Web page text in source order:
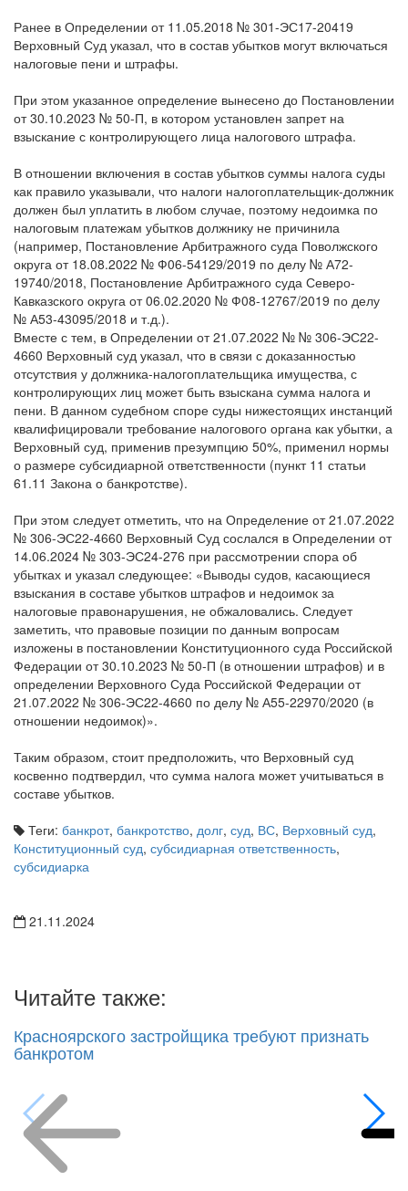
Ранее в Определении от 11.05.2018 № 301-ЭС17-20419
Верховный Суд указал, что в состав убытков могут включаться
При этом указанное определение вынесено до Постановлении
от 30.10.2023 № 50-П, в котором установлен запрет на
В отношении включения в состав убытков суммы налога суды
как правило указывали, что налоги налогоплательщик-должник
должен был уплатить в любом случае, поэтому недоимка по
налоговым платежам убытков должнику не причинила
(например, Постановление Арбитражного суда Поволжского
округа от 18.08.2022 № Ф06-54129/2019 по делу № А72-
19740/2018, Постановление Арбитражного суда Северо-
Кавказского округа от 06.02.2020 № Ф08-12767/2019 по делу
№ А53-43095/2018 и т.д.).
Вместе с тем, в Определении от 21.07.2022 № № 306-ЭС22-
4660 Верховный суд указал, что в связи с доказанностью
отсутствия у должника-налогоплательщика имущества, с
контролирующих лиц может быть взыскана сумма налога и
пени. В данном судебном споре суды нижестоящих инстанций
квалифицировали требование налогового органа как убытки, а
Верховный суд, применив презумпцию 50%, применил нормы
о размере субсидиарной ответственности (пункт 11 статьи
При этом следует отметить, что на Определение от 21.07.2022
№ 306-ЭС22-4660 Верховный Суд сослался в Определении от
14.06.2024 № 303-ЭС24-276 при рассмотрении спора об
убытках и указал следующее: «Выводы судов, касающиеся
взыскания в составе убытков штрафов и недоимок за
налоговые правонарушения, не обжаловались. Следует
заметить, что правовые позиции по данным вопросам
изложены в постановлении Конституционного суда Российской
Федерации от 30.10.2023 № 50-П (в отношении штрафов) и в
определении Верховного Суда Российской Федерации от
21.07.2022 № 306-ЭС22-4660 по делу № А55-22970/2020 (в
Таким образом, стоит предположить, что Верховный суд
косвенно подтвердил, что сумма налога может учитываться в
Теги:банкрот,банкротство,долг,суд,ВС,Верховный суд
Конституционный суд
Читайте также:
Красноярского застройщика требуют признать
банкротом